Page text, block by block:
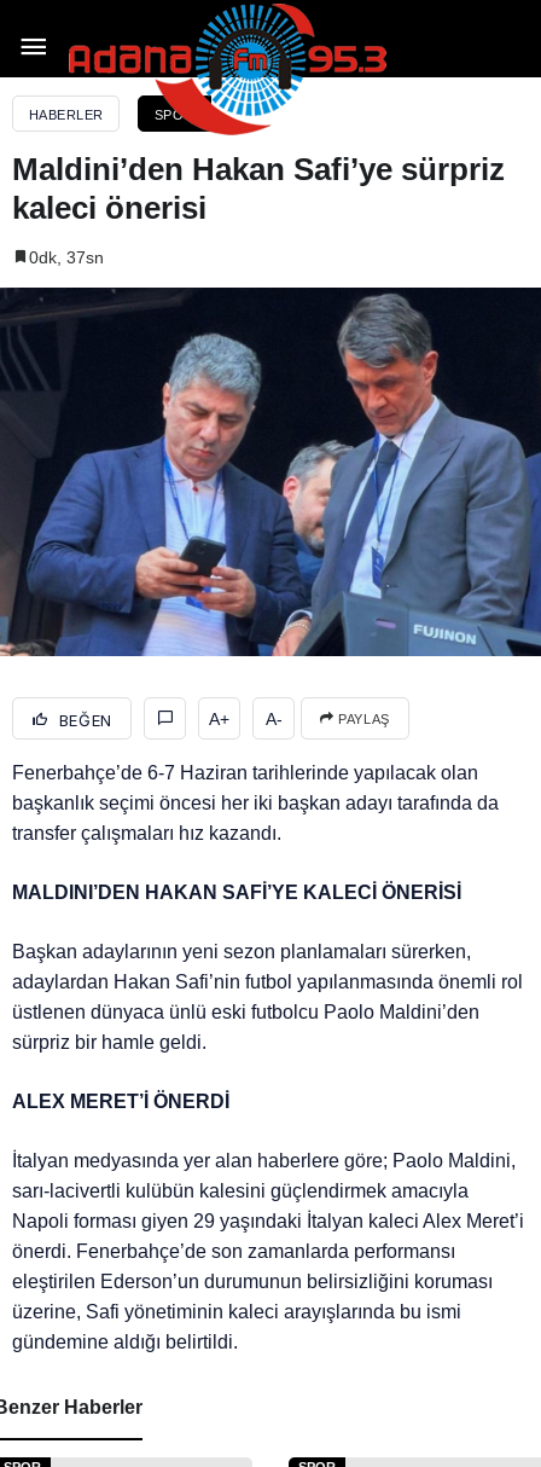
HABERLER SPOR
Maldini’den Hakan Safi’ye sürpriz
kaleci önerisi
0dk, 37sn
BEĞEN A+ A- PAYLAŞ
Fenerbahçe’de 6-7 Haziran tarihlerinde yapılacak olan
başkanlık seçimi öncesi her iki başkan adayı tarafında da
transfer çalışmaları hız kazandı.
MALDINI’DEN HAKAN SAFİ’YE KALECİ ÖNERİSİ
Başkan adaylarının yeni sezon planlamaları sürerken,
adaylardan Hakan Safi’nin futbol yapılanmasında önemli rol
üstlenen dünyaca ünlü eski futbolcu Paolo Maldini’den
sürpriz bir hamle geldi.
ALEX MERET’İ ÖNERDİ
İtalyan medyasında yer alan haberlere göre; Paolo Maldini,
sarı-lacivertli kulübün kalesini güçlendirmek amacıyla
Napoli forması giyen 29 yaşındaki İtalyan kaleci Alex Meret’i
önerdi. Fenerbahçe’de son zamanlarda performansı
eleştirilen Ederson’un durumunun belirsizliğini koruması
üzerine, Safi yönetiminin kaleci arayışlarında bu ismi
gündemine aldığı belirtildi.
Maldini’den Hakan Safi’ye sürpriz kaleci önerisi
Haberler